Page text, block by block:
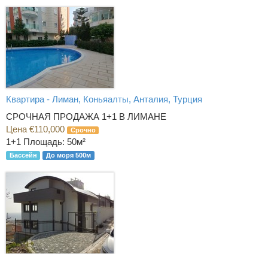
Квартира - Лиман, Коньяалты, Анталия, Турция
СРОЧНАЯ ПРОДАЖА 1+1 В ЛИМАНЕ
Цена €110,000
Срочно
1+1 Площадь: 50м²
Бассейн До моря 500м